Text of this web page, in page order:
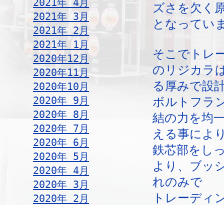
2021年 4月
2021年 3月
2021年 2月
2021年 1月
2020年12月
2020年11月
2020年10月
2020年 9月
2020年 8月
2020年 7月
2020年 6月
2020年 5月
2020年 4月
2020年 3月
2020年 2月
ズさを欠く
となってい
そこでトレ
のリジカラ
る厚みで設
ボルトフラ
結の力を均
える事によ
鉄芯部をし
より、ブッ
れのみで
トレーディ